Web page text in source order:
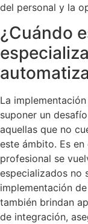
del personal y la
¿Cuándo
La
suponer un
aquellas que no
este ámbito. Es
profesional se
especializados no
implementación
también brindan
de integración,